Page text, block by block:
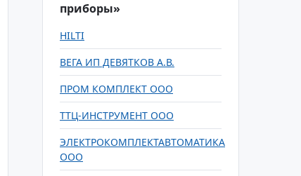
приборы»
HILTI
ВЕГА ИП ДЕВЯТКОВ А.В.
ПРОМ КОМПЛЕКТ ООО
ТТЦ-ИНСТРУМЕНТ ООО
ЭЛЕКТРОКОМПЛЕКТАВТОМАТИКА
ООО